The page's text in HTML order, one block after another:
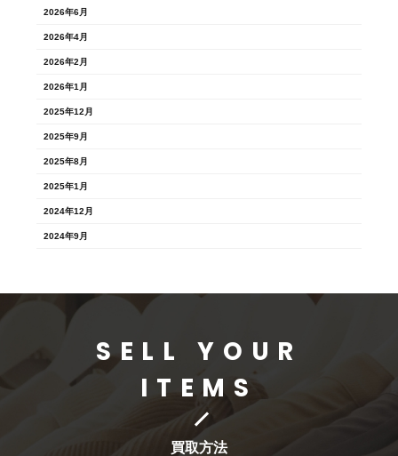
2026年6月
2026年4月
2026年2月
2026年1月
2025年12月
2025年9月
2025年8月
2025年1月
2024年12月
2024年9月
SELL YOUR
ITEMS
買取方法